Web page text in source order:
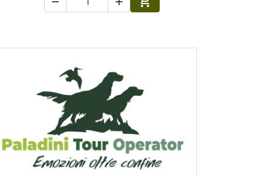
Aggiungi al carrello